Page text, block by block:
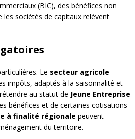
(BIC), des bénéfices non
les sociétés de capitaux relèvent
Le secteur agricole
impôts, adaptés à la saisonnalité et
au statut de Jeune Entreprise
bénéfices et de certaines cotisations
à finalité régionale peuvent
du territoire.